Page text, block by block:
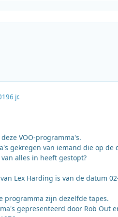
6 jr.
VOO-programma's.
gekregen van iemand die op
alles in heeft gestopt?
Lex Harding is van de datum
programma zijn dezelfde tapes.
gepresenteerd door Rob Out